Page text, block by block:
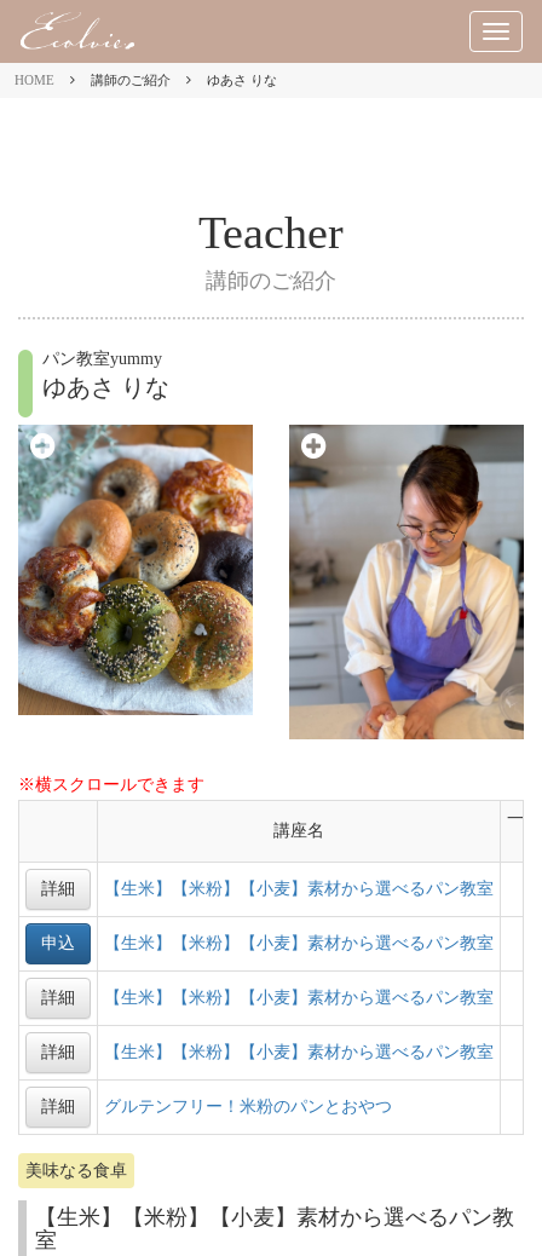
M
E
HOME 講師のご紹介 ゆあさ りな
Teacher
講師のご紹介
パン教室yummy
ゆあさ りな
※横スクロールできます
講座名
一
詳細 【生米】【米粉】【小麦】素材から選べるパン教室
申込 【生米】【米粉】【小麦】素材から選べるパン教室
詳細 【生米】【米粉】【小麦】素材から選べるパン教室
詳細 【生米】【米粉】【小麦】素材から選べるパン教室
詳細 グルテンフリー！米粉のパンとおやつ
美味なる食卓
【生米】【米粉】【小麦】素材から選べるパン教
室